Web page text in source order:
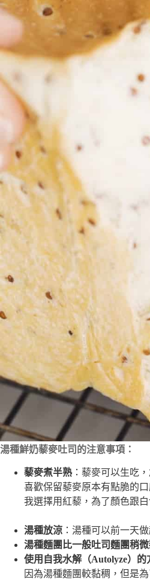
湯種鮮奶藜麥吐司的注意事項：
藜麥煮半熟：藜麥可以生吃
喜歡保留藜麥原本有點脆的
我選擇用紅藜，為了顏色跟
湯種放涼 ：湯種可以前一天
湯種麵團比一般吐司麵團稍
使用自我水解（Autolyze）的
因為湯種麵團較黏稠，但是